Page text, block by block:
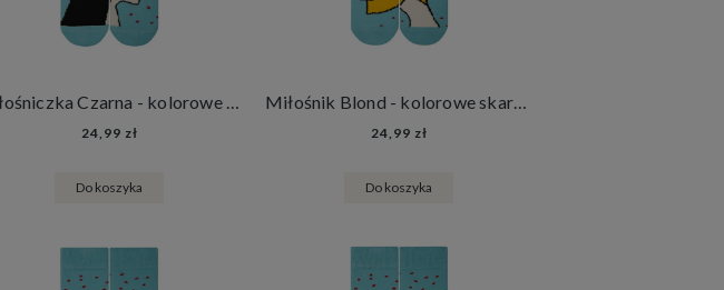
Miłośniczka Czarna - kolorowe skarpetki na Walentynki
24,99 zł
Do koszyka
Miłośnik Blond - kolorowe skarpetki na Walentynki
24,99 zł
Do koszyka